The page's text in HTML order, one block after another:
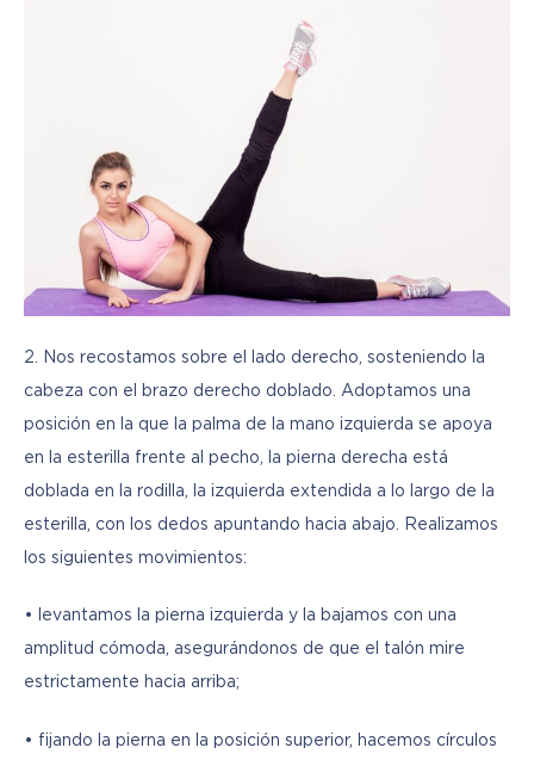
2. Nos recostamos sobre el lado derecho, sosteniendo la
cabeza con el brazo derecho doblado. Adoptamos una
posición en la que la palma de la mano izquierda se apoya
en la esterilla frente al pecho, la pierna derecha está
doblada en la rodilla, la izquierda extendida a lo largo de la
esterilla, con los dedos apuntando hacia abajo. Realizamos
los siguientes movimientos:
• levantamos la pierna izquierda y la bajamos con una
amplitud cómoda, asegurándonos de que el talón mire
estrictamente hacia arriba;
• fijando la pierna en la posición superior, hacemos círculos